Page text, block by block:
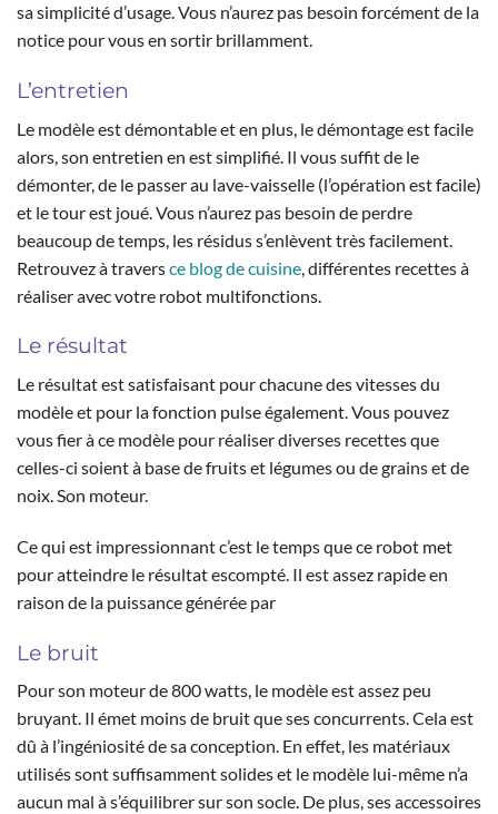
sa simplicité d’usage. Vous n’aurez pas besoin forcément de la
notice pour vous en sortir brillamment.
L’entretien
Le modèle est démontable et en plus, le démontage est facile
alors, son entretien en est simplifié. Il vous suffit de le
démonter, de le passer au lave-vaisselle (l’opération est facile)
et le tour est joué. Vous n’aurez pas besoin de perdre
beaucoup de temps, les résidus s’enlèvent très facilement.
Retrouvez à traversce blog de cuisine , différentes recettes à
réaliser avec votre robot multifonctions.
Le résultat
Le résultat est satisfaisant pour chacune des vitesses du
modèle et pour la fonction pulse également. Vous pouvez
vous fier à ce modèle pour réaliser diverses recettes que
celles-ci soient à base de fruits et légumes ou de grains et de
noix. Son moteur.
Ce qui est impressionnant c’est le temps que ce robot met
pour atteindre le résultat escompté. Il est assez rapide en
raison de la puissance générée par
Le bruit
Pour son moteur de 800 watts, le modèle est assez peu
bruyant. Il émet moins de bruit que ses concurrents. Cela est
dû à l’ingéniosité de sa conception. En effet, les matériaux
utilisés sont suffisamment solides et le modèle lui-même n’a
aucun mal à s’équilibrer sur son socle. De plus, ses accessoires